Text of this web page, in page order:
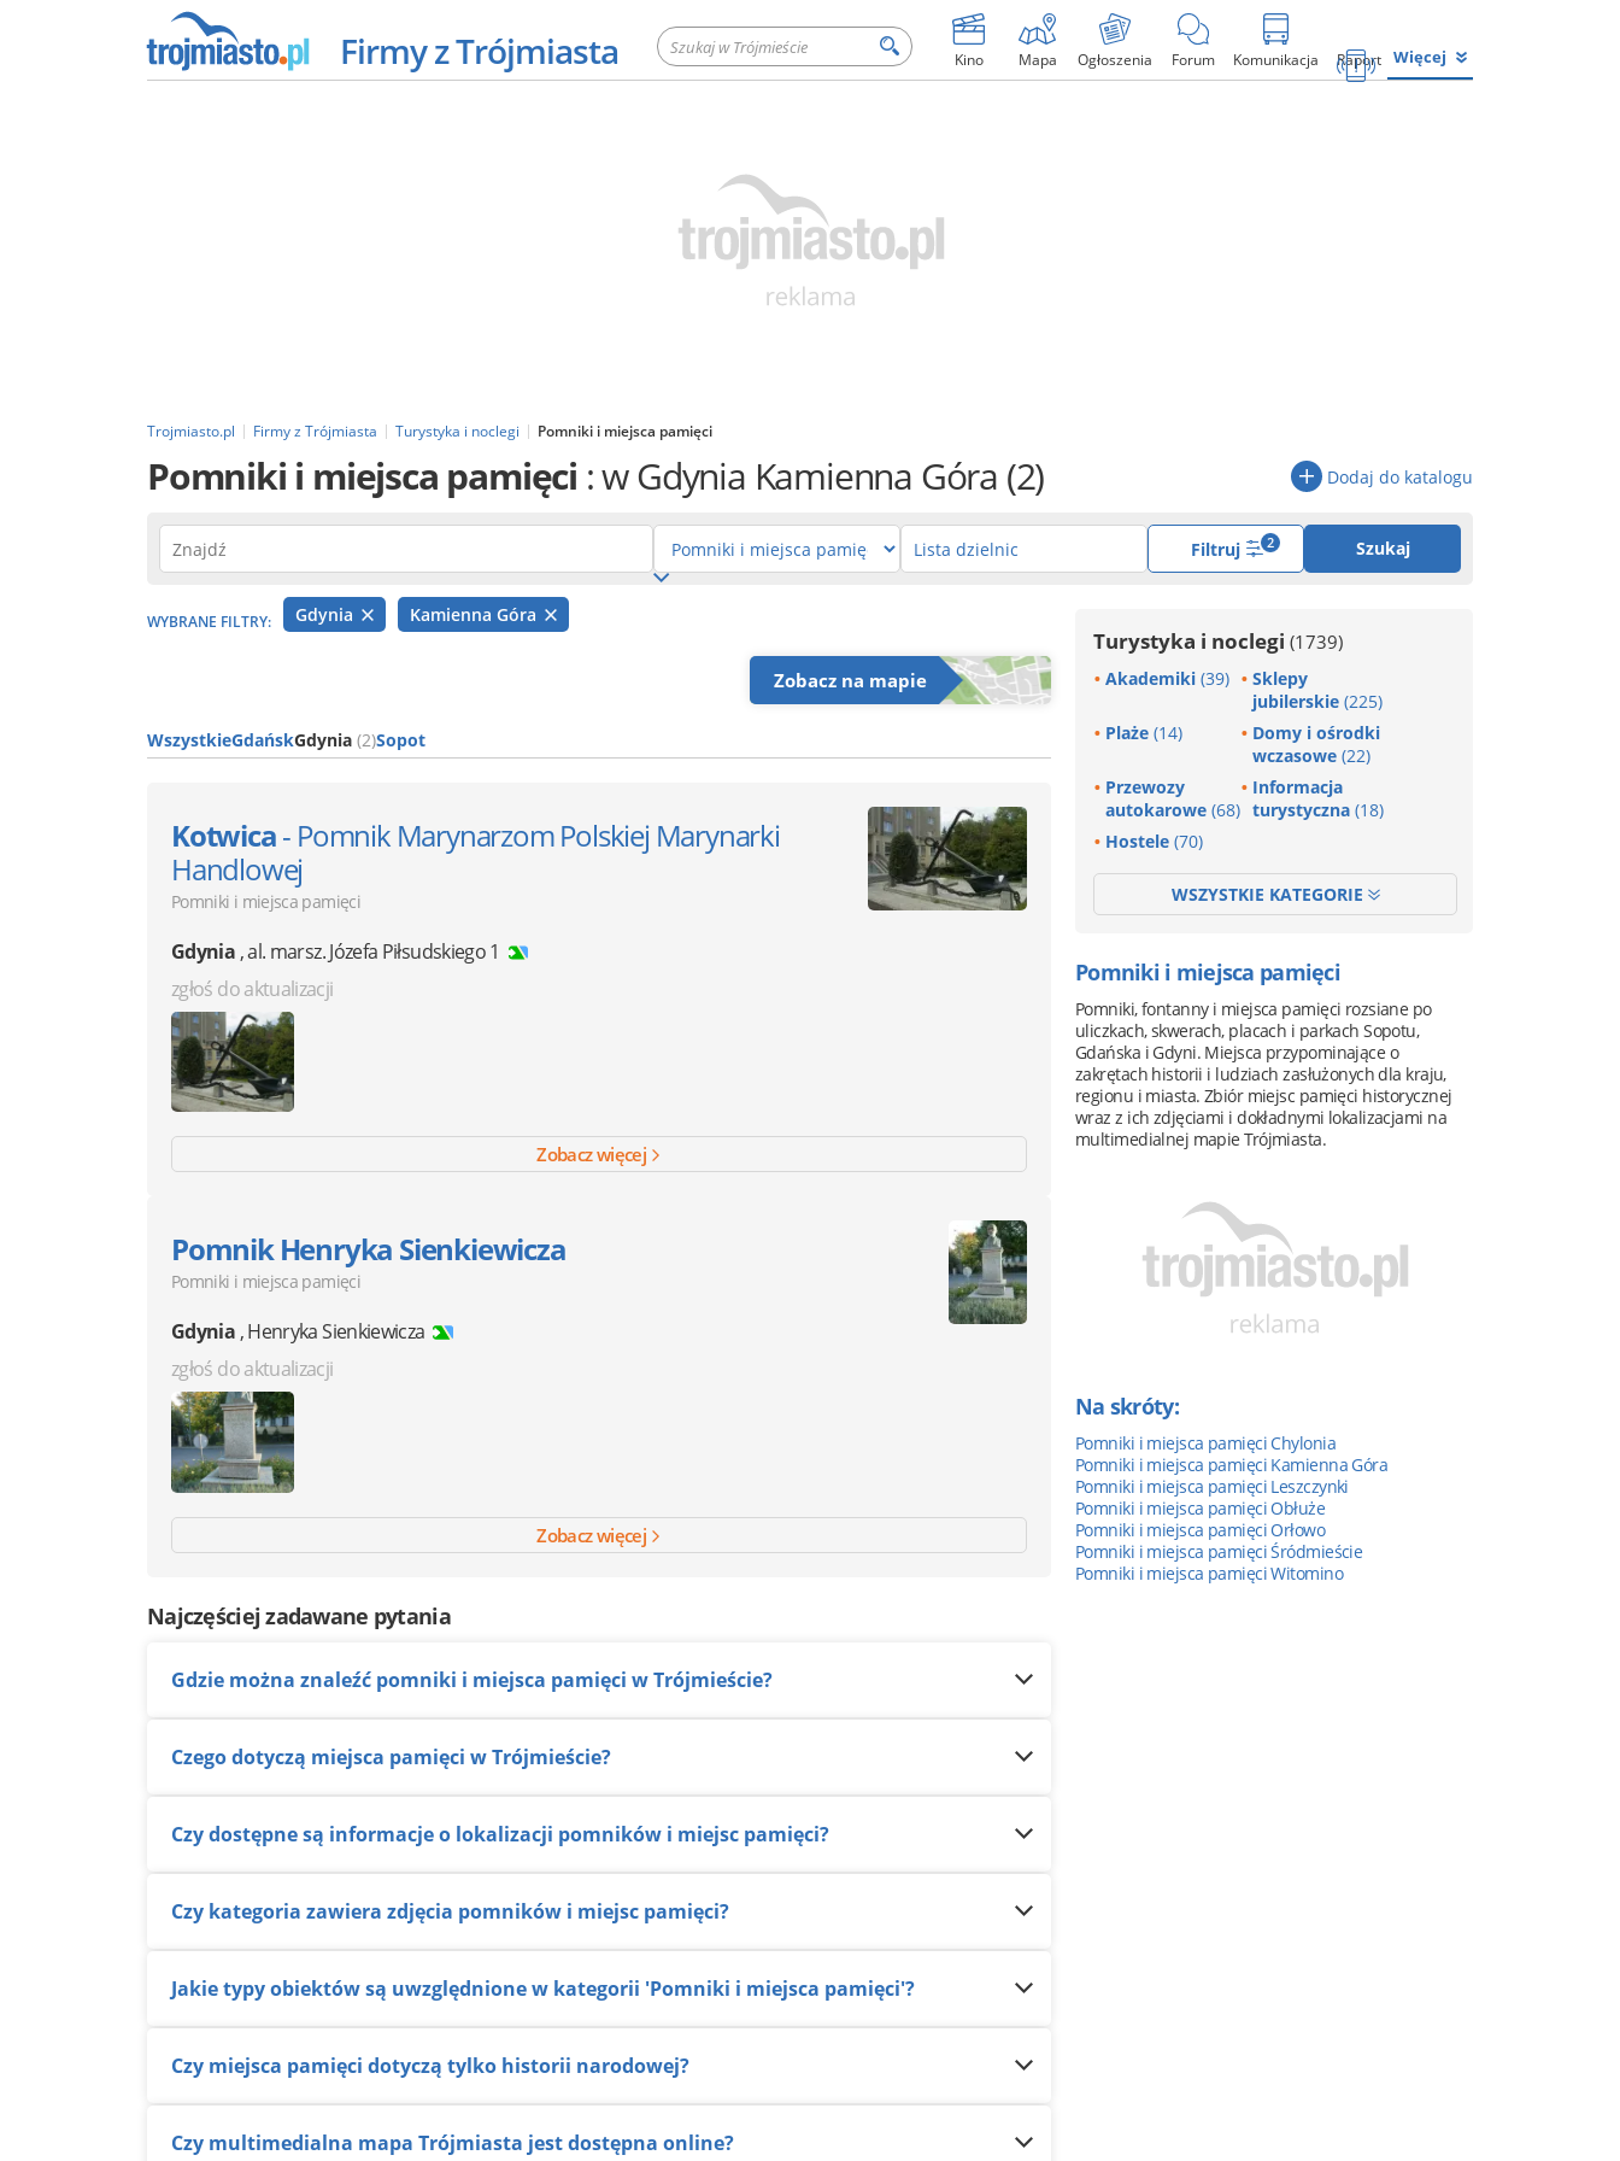
Firmy z Trójmiasta Kino Mapa Ogłoszenia Forum Komunikacja Raport Więcej
Trojmiasto.pl Firmy z Trójmiasta Turystyka i noclegi Pomniki i miejsca pamięci
Pomniki i miejsca pamięci : w Gdynia Kamienna Góra (2) Dodaj do katalogu
Filtruj 2 Szukaj
WYBRANE FILTRY: Gdynia Kamienna Góra
Zobacz na mapie
WszystkieGdańskGdynia (2)Sopot
Kotwica- Pomnik Marynarzom Polskiej Marynarki
Handlowej
Pomniki i miejsca pamięci
Gdynia ,al. marsz. Józefa Piłsudskiego 1
zgłoś do aktualizacji
Zobacz więcej
Pomnik Henryka Sienkiewicza
Pomniki i miejsca pamięci
Gdynia,Henryka Sienkiewicza
zgłoś do aktualizacji
Zobacz więcej
Najczęściej zadawane pytania
Gdzie można znaleźć pomniki i miejsca pamięci w Trójmieście?
Czego dotyczą miejsca pamięci w Trójmieście?
Czy dostępne są informacje o lokalizacji pomników i miejsc pamięci?
Czy kategoria zawiera zdjęcia pomników i miejsc pamięci?
Jakie typy obiektów są uwzględnione w kategorii 'Pomniki i miejsca pamięci'?
Czy miejsca pamięci dotyczą tylko historii narodowej?
Czy multimedialna mapa Trójmiasta jest dostępna online?
Turystyka i noclegi (1739)
Akademiki (39)
Sklepy
jubilerskie (225)
Plaże (14)
Domy i ośrodki
wczasowe (22)
Przewozy
autokarowe (68)
Informacja
turystyczna (18)
Hostele (70)
WSZYSTKIE KATEGORIE
Pomniki i miejsca pamięci
Pomniki, fontanny i miejsca pamięci rozsiane po
uliczkach, skwerach, placach i parkach Sopotu,
Gdańska i Gdyni. Miejsca przypominające o
zakrętach historii i ludziach zasłużonych dla kraju,
regionu i miasta. Zbiór miejsc pamięci historycznej
wraz z ich zdjęciami i dokładnymi lokalizacjami na
multimedialnej mapie Trójmiasta.
Na skróty:
Pomniki i miejsca pamięci Chylonia
Pomniki i miejsca pamięci Kamienna Góra
Pomniki i miejsca pamięci Leszczynki
Pomniki i miejsca pamięci Obłuże
Pomniki i miejsca pamięci Orłowo
Pomniki i miejsca pamięci Śródmieście
Pomniki i miejsca pamięci Witomino